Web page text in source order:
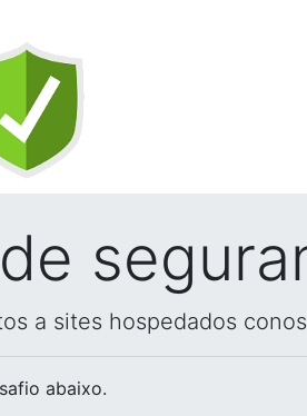
a sites hospedados
abaixo.